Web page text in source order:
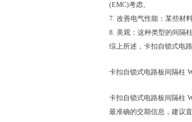
(EMC)考虑。
7. 改善电气性能：某些材
8. 美观：这种类型的间隔
综上所述，卡扣自锁式电
卡扣自锁式电路板间隔柱
卡扣自锁式电路板间隔柱
最准确的交期信息，建议